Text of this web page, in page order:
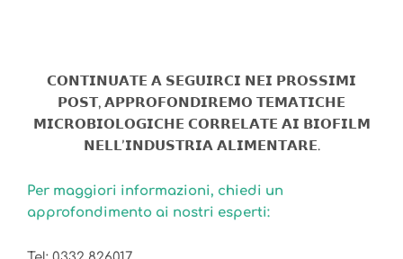
𝗖𝗢𝗡𝗧𝗜𝗡𝗨𝗔𝗧𝗘 𝗔 𝗦𝗘𝗚𝗨𝗜𝗥𝗖𝗜 𝗡𝗘𝗜 𝗣𝗥𝗢𝗦𝗦𝗜𝗠𝗜
𝗣𝗢𝗦𝗧, 𝗔𝗣𝗣𝗥𝗢𝗙𝗢𝗡𝗗𝗜𝗥𝗘𝗠𝗢 𝗧𝗘𝗠𝗔𝗧𝗜𝗖𝗛𝗘
𝗠𝗜𝗖𝗥𝗢𝗕𝗜𝗢𝗟𝗢𝗚𝗜𝗖𝗛𝗘 𝗖𝗢𝗥𝗥𝗘𝗟𝗔𝗧𝗘 𝗔𝗜 𝗕𝗜𝗢𝗙𝗜𝗟𝗠
𝗡𝗘𝗟𝗟’𝗜𝗡𝗗𝗨𝗦𝗧𝗥𝗜𝗔 𝗔𝗟𝗜𝗠𝗘𝗡𝗧𝗔𝗥𝗘.
Per maggiori informazioni, chiedi un
approfondimento ai nostri esperti: